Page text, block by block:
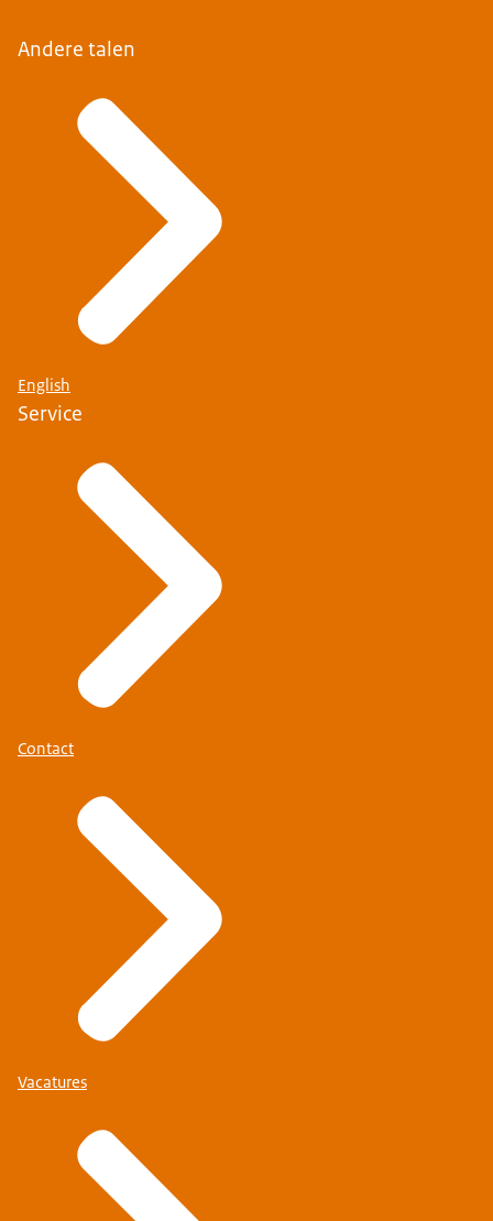
Andere talen
English
Service
Contact
Vacatures